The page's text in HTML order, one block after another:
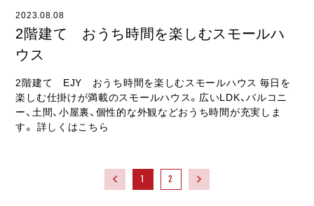
2023.08.08
2階建て おうち時間を楽しむスモールハ
ウス
2階建て EJY おうち時間を楽しむスモールハウス 毎日を
楽しむ仕掛けが満載のスモールハウス。広いLDK、バルコニ
ー、土間、小屋裏、個性的な外観などおうち時間が充実しま
す。 詳しくはこちら
1 2